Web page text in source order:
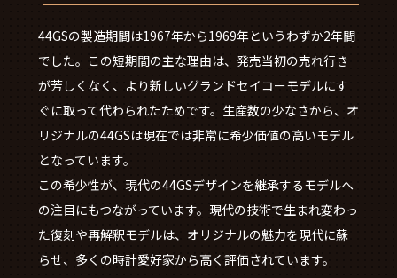
44GSの製造期間は1967年から1969年というわずか2年間
でした。この短期間の主な理由は、発売当初の売れ行き
が芳しくなく、より新しいグランドセイコーモデルにす
ぐに取って代わられたためです。生産数の少なさから、オ
リジナルの44GSは現在では非常に希少価値の高いモデル
となっています。
この希少性が、現代の44GSデザインを継承するモデルへ
の注目にもつながっています。現代の技術で生まれ変わっ
た復刻や再解釈モデルは、オリジナルの魅力を現代に蘇
らせ、多くの時計愛好家から高く評価されています。